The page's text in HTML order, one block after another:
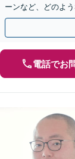
ーンなど、どのよ
の解決を図りまし
電話でお